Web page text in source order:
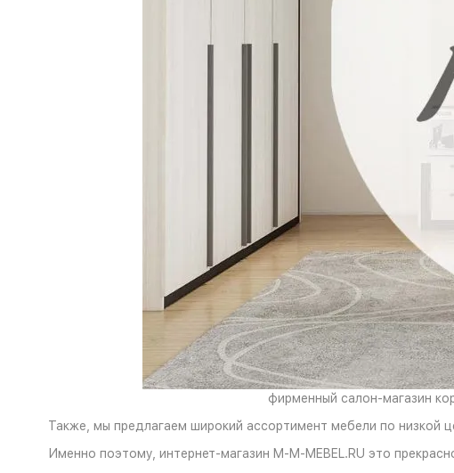
фирменный салон-магазин
Также, мы предлагаем широкий ассортимент мебели по низкой
Именно поэтому, интернет-магазин M-M-MEBEL.RU это